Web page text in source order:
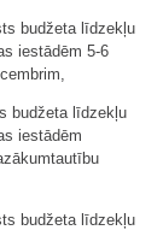
budžeta līdzekļu
iestādēm 5-6
budžeta līdzekļu
iestādēm
budžeta līdzekļu